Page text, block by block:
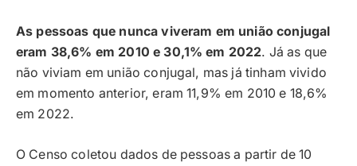
As pessoas que nunca viveram em união conjugal
eram 38,6% em 2010 e 30,1% em 2022. Já as que
não viviam em união conjugal, mas já tinham vivido
em momento anterior, eram 11,9% em 2010 e 18,6%
em 2022.
O Censo coletou dados de pessoas a partir de 10